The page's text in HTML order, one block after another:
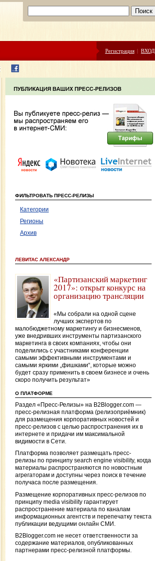
Регистрация | ВХОД
ФИЛЬТРОВАТЬ ПРЕСС-РЕЛИЗЫ
Категории
Регионы
Архив
ЛЕВИТАС АЛЕКСАНДР
«Партизанский маркетинг
2017»: открыт конкурс на
организацию трансляции
«Мы собрали на одной сцене
лучших экспертов по
малобюджетному маркетингу и бизнесменов,
уже внедривших инструменты партизанского
маркетинга в своих компаниях, чтобы они
поделились с участниками конференции
самыми эффективными инструментами и
самыми яркими „фишками“, которые можно
будет сразу применить в своем бизнесе и очень
скоро получить результат»
О ПЛАТФОРМЕ
Раздел «Пресс-Релизы» на B2Blogger.com —
пресс-релизная платформа (релизоприёмник)
для размещения корпоративных новостей и
пресс-релизов с целью распространения их в
интернете и придачи им максимальной
видимости в Сети.
Платформа позволяет размещать пресс-
релизы по принципу search engine visibility, когда
материалы распространяются по новостным
агрегаторам и доступны через поиск в течение
получаса после размещения.
Размещение корпоративных пресс-релизов по
принципу media visibility гарантирует
распространение материала по каналам
информационных агентств и перепечатку текста
публикации ведущими онлайн СМИ.
B2Blogger.com не несет ответственности за
содержание материалов, опубликованных
партнерами пресс-релизной платформы.